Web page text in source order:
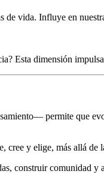
vida. Influye en
Esta dimensión
permite que
cree y elige, más allá de
construir comunidad y